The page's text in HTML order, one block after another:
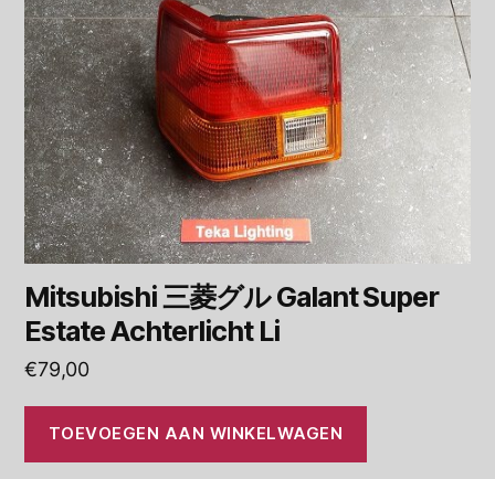
Mitsubishi 三菱グル Galant Super
Estate Achterlicht Li
€79,00
TOEVOEGEN AAN WINKELWAGEN